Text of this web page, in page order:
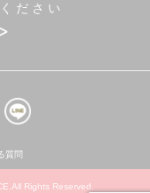
ださい
質問
Rights Reserved.